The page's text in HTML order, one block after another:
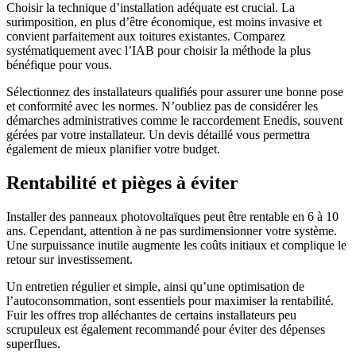
Choisir la technique d’installation adéquate est crucial. La
surimposition, en plus d’être économique, est moins invasive et
convient parfaitement aux toitures existantes. Comparez
systématiquement avec l’IAB pour choisir la méthode la plus
bénéfique pour vous.
Sélectionnez des installateurs qualifiés pour assurer une bonne pose
et conformité avec les normes. N’oubliez pas de considérer les
démarches administratives comme le raccordement Enedis, souvent
gérées par votre installateur. Un devis détaillé vous permettra
également de mieux planifier votre budget.
Rentabilité et pièges à éviter
Installer des panneaux photovoltaïques peut être rentable en 6 à 10
ans. Cependant, attention à ne pas surdimensionner votre système.
Une surpuissance inutile augmente les coûts initiaux et complique le
retour sur investissement.
Un entretien régulier et simple, ainsi qu’une optimisation de
l’autoconsommation, sont essentiels pour maximiser la rentabilité.
Fuir les offres trop alléchantes de certains installateurs peu
scrupuleux est également recommandé pour éviter des dépenses
superflues.